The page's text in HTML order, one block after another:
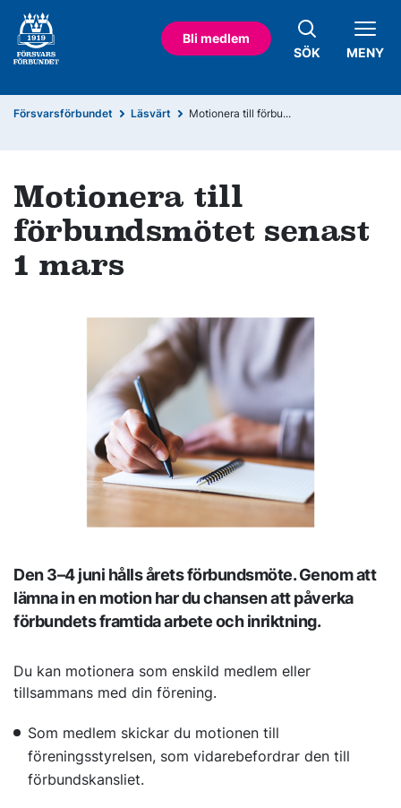
Bli medlem
SÖK
MENY
Försvarsförbundet Läsvärt Motionera till förbu...
Motionera till
förbundsmötet senast
1 mars
Den 3–4 juni hålls årets förbundsmöte. Genom att
lämna in en motion har du chansen att påverka
förbundets framtida arbete och inriktning.
Du kan motionera som enskild medlem eller
tillsammans med din förening.
Som medlem skickar du motionen till
föreningsstyrelsen, som vidarebefordrar den till
förbundskansliet.